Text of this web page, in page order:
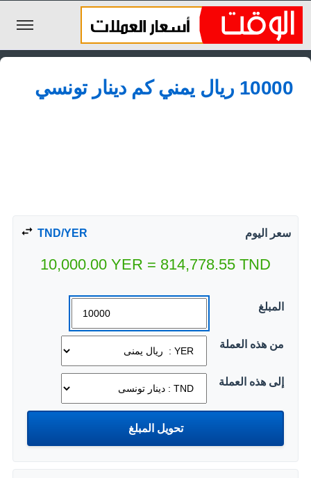
الليرة السورية
الجنيه المصري
10000 ريال يمني كم دينار تونسي
سعر اليوم TND/YER
10,000.00 YER = 814,778.55 TND
المبلغ
من هذه العملة
إلى هذه العملة